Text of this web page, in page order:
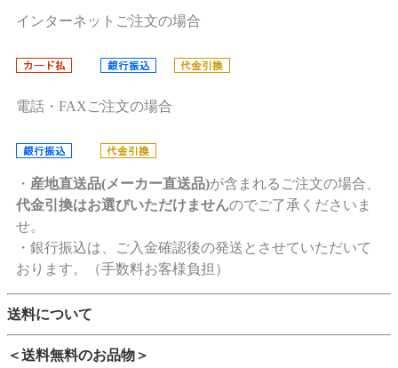
インターネットご注文の場合
電話・FAXご注文の場合
・ 産地直送品(メーカー直送品)が含まれるご注文の場合、
代金引換はお選びいただけませんのでご了承くださいま
せ。
・銀行振込は、ご入金確認後の発送とさせていただいて
おります。（手数料お客様負担）
送料について
＜送料無料のお品物＞